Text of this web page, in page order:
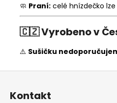
🧼 Praní: celé hnízdečko
🇨🇿Vyrobeno v
⚠️ Sušičku
Z
Kontakt